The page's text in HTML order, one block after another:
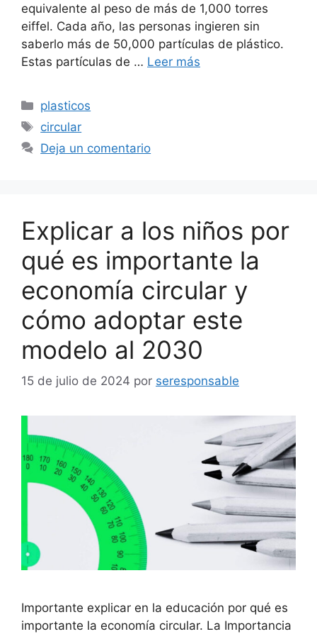
equivalente al peso de más de 1,000 torres
eiffel. Cada año, las personas ingieren sin
saberlo más de 50,000 partículas de plástico.
Estas partículas de … Leer más
Categorías
plasticos
Etiquetas
circular
Deja un comentario
Explicar a los niños por
qué es importante la
economía circular y
cómo adoptar este
modelo al 2030
15 de julio de 2024 por seresponsable
Importante explicar en la educación por qué es
importante la economía circular. La Importancia